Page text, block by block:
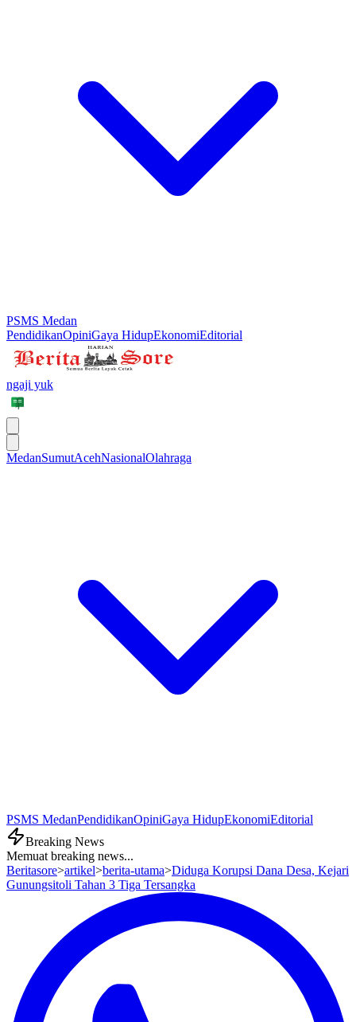
PSMS Medan
PendidikanOpiniGaya HidupEkonomiEditorial
ngaji yuk
MedanSumutAcehNasionalOlahraga
PSMS MedanPendidikanOpiniGaya HidupEkonomiEditorial
Breaking News
Memuat breaking news...
Beritasore>artikel>berita-utama>Diduga Korupsi Dana Desa, Kejari
Gunungsitoli Tahan 3 Tiga Tersangka